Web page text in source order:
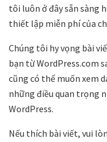
tôi luôn ở đây sẵn sàng
thiết lập miễn phí của
Chúng tôi hy vọng bài
bạn từ WordPress.com
cũng có thể muốn xem
những điều quan trọng
WordPress.
Nếu thích bài viết, vui